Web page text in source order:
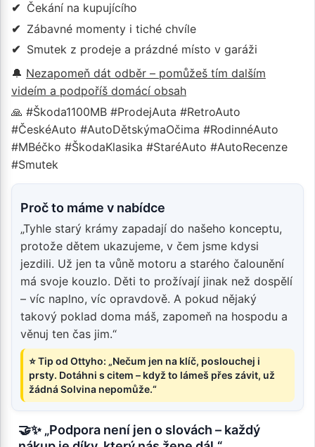
Čekání na kupujícího
Zábavné momenty i tiché chvíle
Smutek z prodeje a prázdné místo v garáži
🔔 Nezapomeň dát odběr – pomůžeš tím dalším
videím a podpoříš domácí obsah
🙏 #Škoda1100MB #ProdejAuta #RetroAuto
#ČeskéAuto #AutoDětskýmaOčima #RodinnéAuto
#MBéčko #ŠkodaKlasika #StaréAuto #AutoRecenze
#Smutek
Proč to máme v nabídce
„Tyhle starý krámy zapadají do našeho konceptu,
protože dětem ukazujeme, v čem jsme kdysi
jezdili. Už jen ta vůně motoru a starého čalounění
má svoje kouzlo. Děti to prožívají jinak než dospělí
– víc naplno, víc opravdově. A pokud nějaký
takový poklad doma máš, zapomeň na hospodu a
věnuj ten čas jim.“
⭐ Tip od Ottyho: „Nečum jen na klíč, poslouchej i
prsty. Dotáhni s citem – když to lámeš přes závit, už
žádná Solvina nepomůže.“
🤝✨ „Podpora není jen o slovách – každý